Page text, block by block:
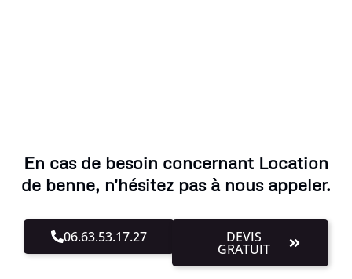
En cas de besoin concernant Location
de benne, n'hésitez pas à nous appeler.
06.63.53.17.27 DEVIS
GRATUIT